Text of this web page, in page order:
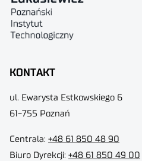
KONTAKT
ul. Ewarysta Estkowskiego 6
61-755 Poznań
Centrala: +48 61 850 48 90
Biuro Dyrekcji: +48 61 850 49 00